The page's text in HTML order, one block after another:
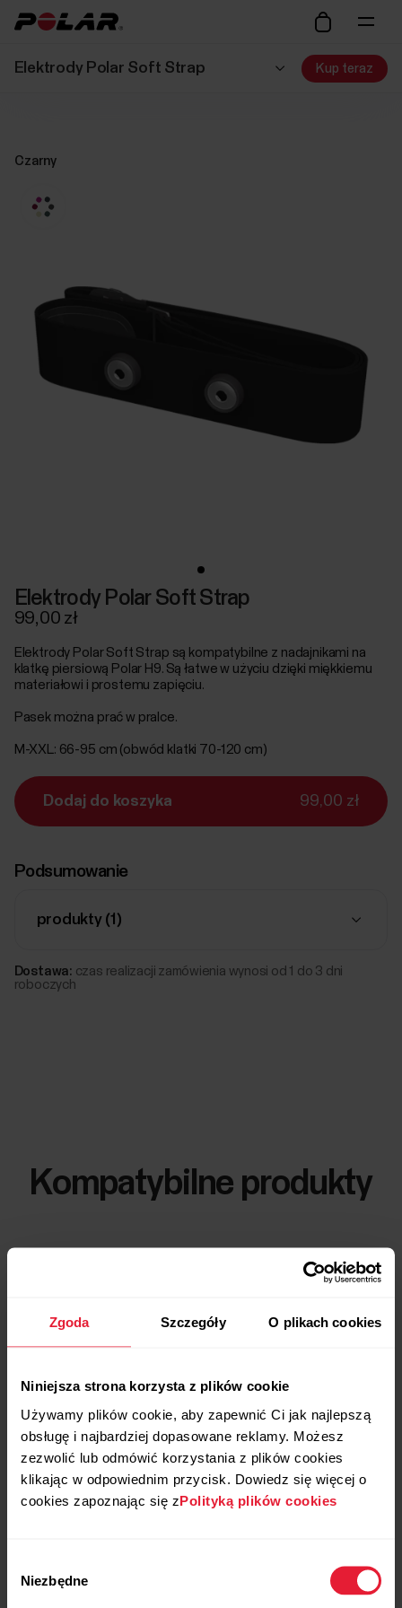
Zgoda Szczegóły O plikach cookies
Niniejsza strona korzysta z plików cookie
Używamy plików cookie, aby zapewnić Ci jak najlepszą
obsługę i najbardziej dopasowane reklamy. Możesz
zezwolić lub odmówić korzystania z plików cookies
klikając w odpowiednim przycisk. Dowiedz się więcej o
cookies zapoznając się zPolityką plików cookies
zgody
Niezbędne
Elektrody Polar Soft Strap Kup teraz
Czarny
Elektrody Polar Soft Strap
99,00 zł
Elektrody Polar Soft Strap są kompatybilne z nadajnikami na
klatkę piersiową Polar H9. Są łatwe w użyciu dzięki miękkiemu
materiałowi i prostemu zapięciu.
Pasek można prać w pralce.
M-XXL: 66-95 cm (obwód klatki 70-120 cm)
Dodaj do koszyka 99,00 zł
Podsumowanie
produkty (1 )
Dostawa: czas realizacji zamówienia wynosi od 1 do 3 dni
roboczych
Kompatybilne produkty